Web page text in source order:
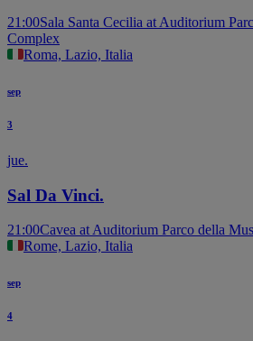
21:00Sala Santa Cecilia at Auditorium
Complex
Roma, Lazio, Italia
sep
3
jue.
Sal Da Vinci.
21:00Cavea at Auditorium Parco della
Rome, Lazio, Italia
sep
4